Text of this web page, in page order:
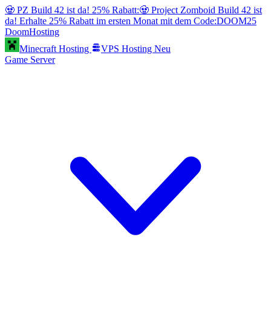
🧟 PZ Build 42 ist da! 25% Rabatt:🧟 Project Zomboid Build 42 ist
da! Erhalte 25% Rabatt im ersten Monat mit dem Code:DOOM25
DoomHosting
Minecraft Hosting
VPS Hosting Neu
Game Server